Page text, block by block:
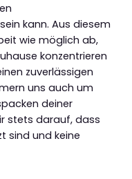
kann. Aus diesem
wie möglich ab,
konzentrieren
zuverlässigen
uns auch um
deiner
stets darauf, dass
sind und keine